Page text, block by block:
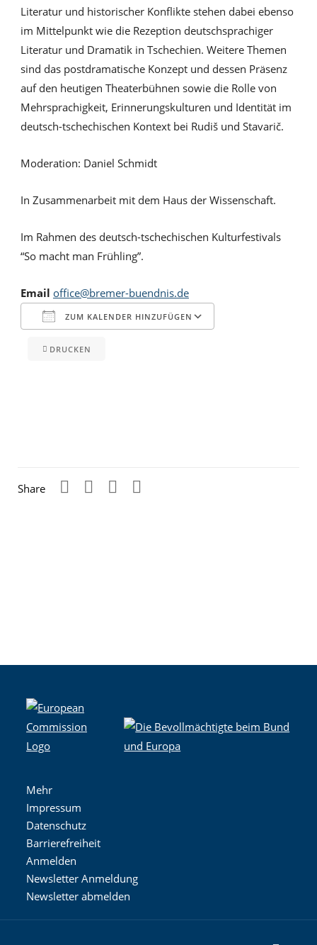
Literatur und historischer Konflikte stehen dabei ebenso
im Mittelpunkt wie die Rezeption deutschsprachiger
Literatur und Dramatik in Tschechien. Weitere Themen
sind das postdramatische Konzept und dessen Präsenz
auf den heutigen Theaterbühnen sowie die Rolle von
Mehrsprachigkeit, Erinnerungskulturen und Identität im
deutsch-tschechischen Kontext bei Rudiš und Stavarič.
Moderation: Daniel Schmidt
In Zusammenarbeit mit dem Haus der Wissenschaft.
Im Rahmen des deutsch-tschechischen Kulturfestivals
“So macht man Frühling”.
Email office@bremer-buendnis.de
ZUM KALENDER HINZUFÜGEN
ICS herunterladen
DRUCKEN
Share
Mehr
Impressum
Datenschutz
Barrierefreiheit
Anmelden
Newsletter Anmeldung
Newsletter abmelden